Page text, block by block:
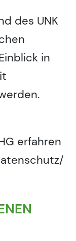
des UNK
in
erfahren